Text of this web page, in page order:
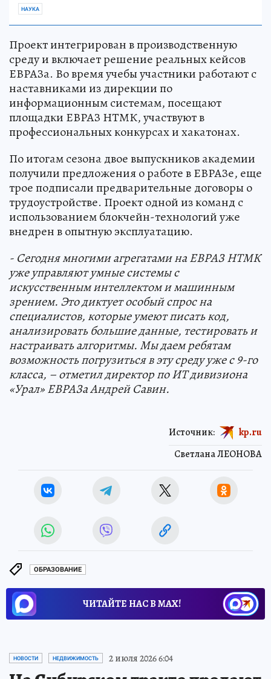
НАУКА
Проект интегрирован в производственную
среду и включает решение реальных кейсов
ЕВРАЗа. Во время учебы участники работают с
наставниками из дирекции по
информационным системам, посещают
площадки ЕВРАЗ НТМК, участвуют в
профессиональных конкурсах и хакатонах.
По итогам сезона двое выпускников академии
получили предложения о работе в ЕВРАЗе, еще
трое подписали предварительные договоры о
трудоустройстве. Проект одной из команд с
использованием блокчейн-технологий уже
внедрен в опытную эксплуатацию.
- Сегодня многими агрегатами на ЕВРАЗ НТМК
уже управляют умные системы с
искусственным интеллектом и машинным
зрением. Это диктует особый спрос на
специалистов, которые умеют писать код,
анализировать большие данные, тестировать и
настраивать алгоритмы. Мы даем ребятам
возможность погрузиться в эту среду уже с 9-го
класса, – отметил директор по ИТ дивизиона
«Урал» ЕВРАЗа Андрей Савин.
Светлана ЛЕОНОВА
Источник: kp.ru
ОБРАЗОВАНИЕ
ЧИТАЙТЕ НАС В МАХ!
НОВОСТИ НЕДВИЖИМОСТЬ 2 июля 2026 6:04